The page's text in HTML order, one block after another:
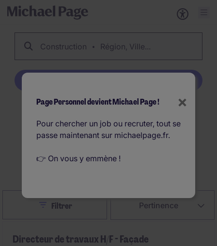
Construction Région, Ville...
360 Offres d'emploi
Construction en France
Pertinence
CloseFiltrer
Directeur de travaux H/F - Façade
×
Page Personnel devient Michael Page !
Pour chercher un job ou recruter, tout se
passe maintenant sur michaelpage.fr.
👉 On vous y emmène !